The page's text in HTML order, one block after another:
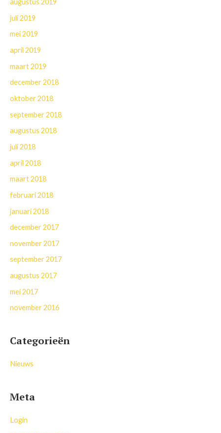
augustus 2019
juli 2019
mei 2019
april 2019
maart 2019
december 2018
oktober 2018
september 2018
augustus 2018
juli 2018
april 2018
maart 2018
februari 2018
januari 2018
december 2017
november 2017
september 2017
augustus 2017
mei 2017
november 2016
Categorieën
Nieuws
Meta
Login